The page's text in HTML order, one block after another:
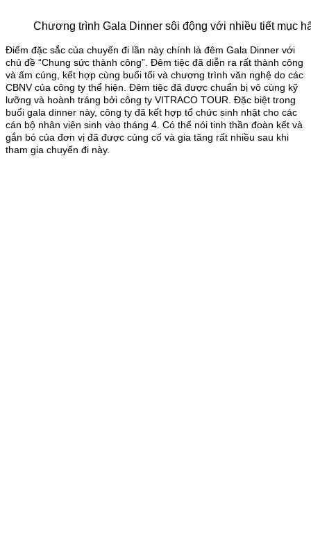
Chương trình Gala Dinner sôi động với nhiều tiết mục
Điểm đặc sắc của chuyến đi lần này chính là đêm Gala Dinner với
chủ đề “Chung sức thành công”. Đêm tiệc đã diễn ra rất thành công
và ấm cúng, kết hợp cùng buổi tối và chương trình văn nghệ do các
CBNV của công ty thể hiện. Đêm tiệc đã được chuẩn bị vô cùng kỹ
lưỡng và hoành tráng bởi công ty VITRACO TOUR. Đặc biệt trong
buổi gala dinner này, công ty đã kết hợp tổ chức sinh nhật cho các
cán bộ nhân viên sinh vào tháng 4. Có thể nói tinh thần đoàn kết và
gắn bó của đơn vị đã được củng cố và gia tăng rất nhiều sau khi
tham gia chuyến đi này.